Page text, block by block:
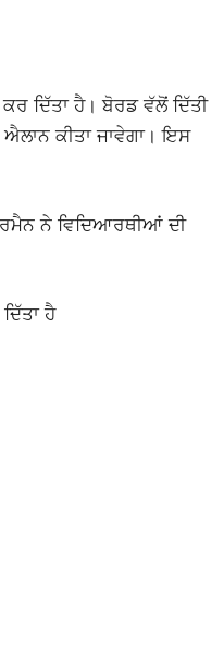
ਦਿੱਤਾ ਹੈ। ਬੋਰਡ ਵੱਲੋਂ ਦਿੱਤੀ
ਐਲਾਨ ਕੀਤਾ ਜਾਵੇਗਾ। ਇਸ
ਨੇ ਵਿਦਿਆਰਥੀਆਂ ਦੀ
ਹੈ